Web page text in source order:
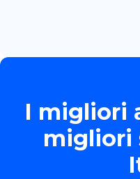
I migliori
migliori